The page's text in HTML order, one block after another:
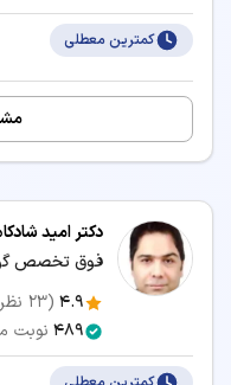
کمترین معطلی
دکتر امید
4.9
(
23
489 نوبت